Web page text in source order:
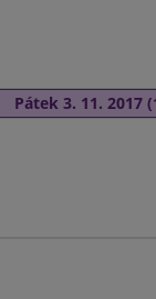
Pátek 3. 11. 2017